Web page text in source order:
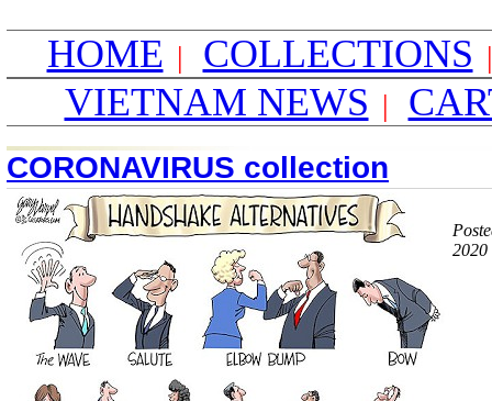
HOME | COLLECTIONS |
VIETNAM NEWS |
CORONAVIRUS collection
2020